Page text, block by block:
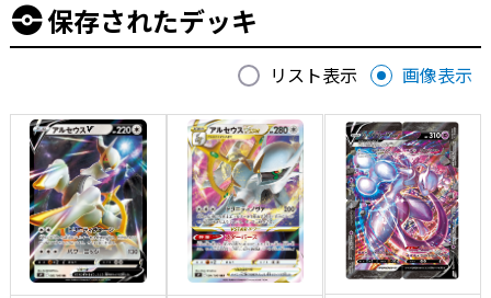
保存されたデッキ
リスト表示 画像表示